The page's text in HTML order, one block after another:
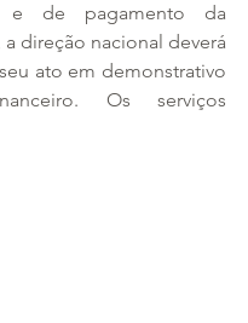
e de pagamento da
a direção nacional deverá
ato em demonstrativo
Os serviços